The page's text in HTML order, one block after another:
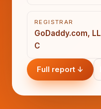
REGISTRAR
GoDaddy.com, LL
C
Full report ↓